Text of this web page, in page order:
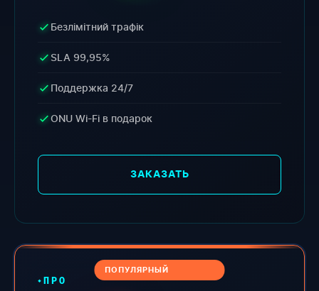
Безлімітний трафік
SLA 99,95%
Поддержка 24/7
ONU Wi-Fi в подарок
ЗАКАЗАТЬ
ПОПУЛЯРНЫЙ
ПРО